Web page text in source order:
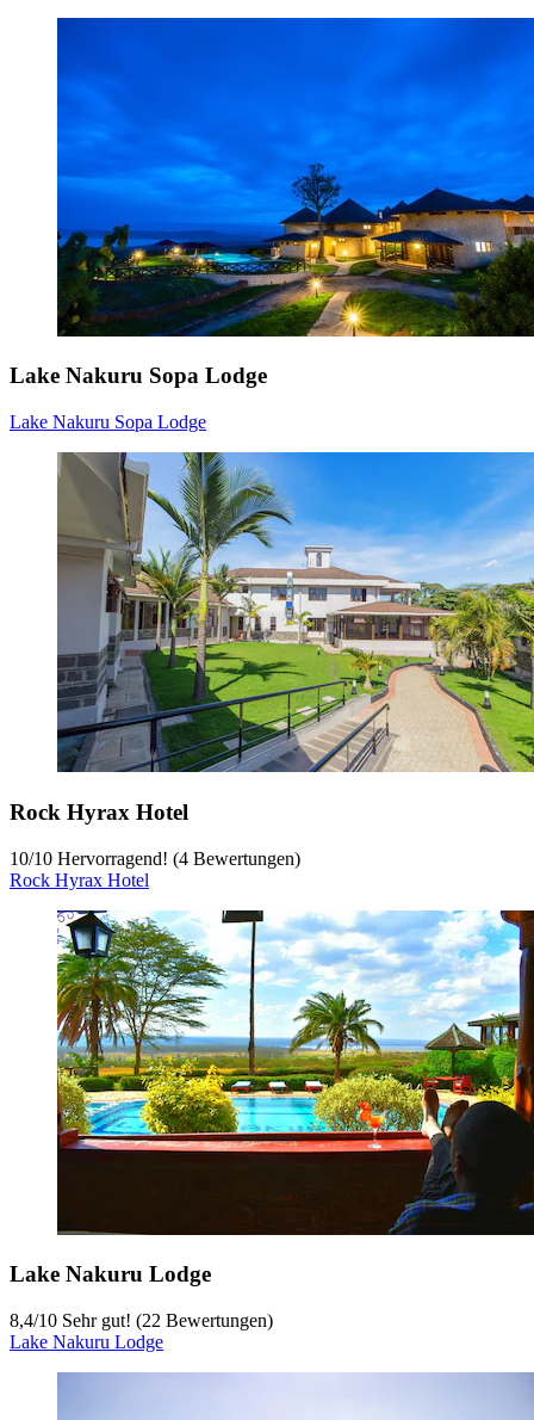
Lake Nakuru Sopa Lodge
Lake Nakuru Sopa Lodge
Rock Hyrax Hotel
10/10 Hervorragend! (4 Bewertungen)
Rock Hyrax Hotel
Lake Nakuru Lodge
8,4/10 Sehr gut! (22 Bewertungen)
Lake Nakuru Lodge